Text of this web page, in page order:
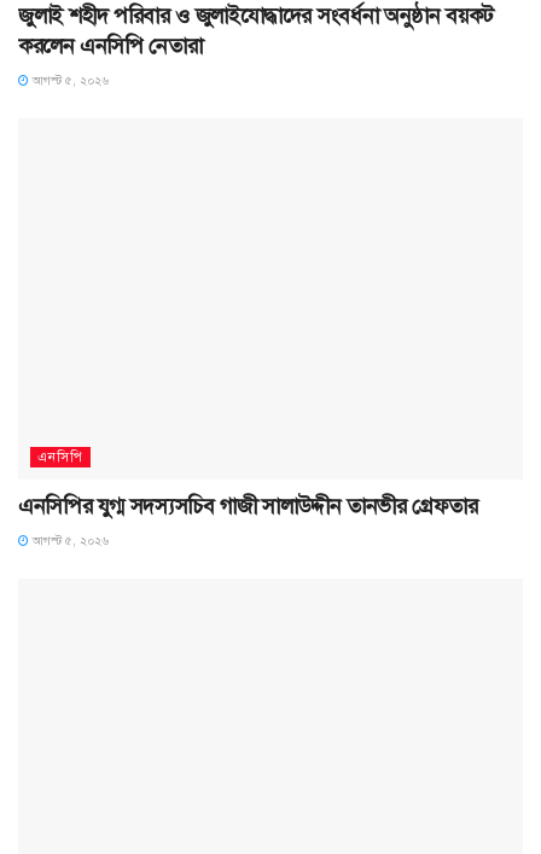
জুলাই শহীদ পরিবার ও জুলাইযোদ্ধাদের সংবর্ধনা অনুষ্ঠান বয়কট
করলেন এনসিপি নেতারা
আগস্ট ৫, ২০২৬
এনসিপি
এনসিপির যুগ্ম সদস্যসচিব গাজী সালাউদ্দীন তানভীর গ্রেফতার
আগস্ট ৫, ২০২৬